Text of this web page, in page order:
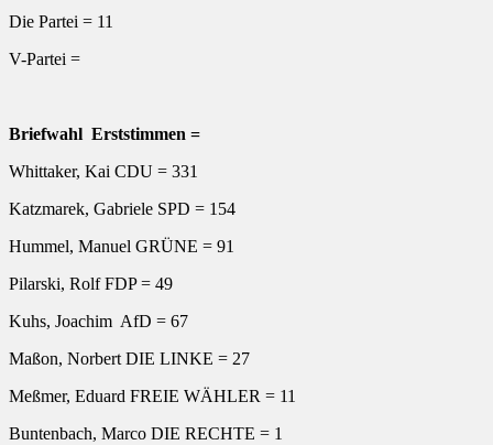
Die Partei = 11
V-Partei =
Briefwahl Erststimmen =
Whittaker, Kai CDU = 331
Katzmarek, Gabriele SPD = 154
Hummel, Manuel GRÜNE = 91
Pilarski, Rolf FDP = 49
Kuhs, Joachim AfD = 67
Maßon, Norbert DIE LINKE = 27
Meßmer, Eduard FREIE WÄHLER = 11
Buntenbach, Marco DIE RECHTE = 1